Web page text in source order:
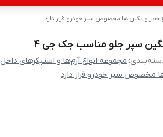
خطر و نگین ها مخصوص سپر خودرو قرار دارد
سپر جلو مناسب جک جی 4
: مجموعه انواع آرم‌ها و استیکرهای
مخصوص سپر خودرو قرار دارد